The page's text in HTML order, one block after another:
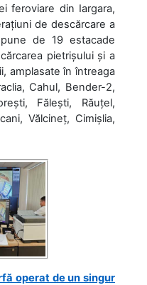
feroviare din Iargara,
de descărcare a
de 19 estacade
pietrișului și a
amplasate în întreaga
Cahul, Bender-2,
Fălești, Răuțel,
Vălcineț, Cimișlia,
operat de un singur